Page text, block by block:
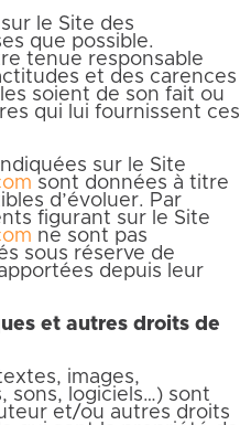
le Site des
que possible.
tenue responsable
et des carences
soient de son fait ou
qui lui fournissent ces
sur le Site
sont données à titre
d’évoluer. Par
figurant sur le Site
ne sont pas
sous réserve de
depuis leur
et autres droits de
images,
sons, logiciels…) sont
et/ou autres droits